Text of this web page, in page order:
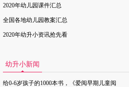
2020年幼儿园课件汇总
全国各地幼儿园教案汇总
2020年幼升小资讯抢先看
幼升小新闻
给0-6岁孩子的1000本书，《爱阅早期儿童阅